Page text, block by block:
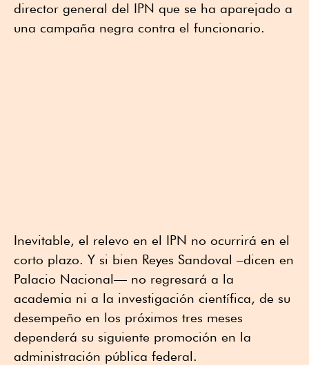
director general del IPN que se ha aparejado a
una campaña negra contra el funcionario.
Inevitable, el relevo en el IPN no ocurrirá en el
corto plazo. Y si bien Reyes Sandoval –dicen en
Palacio Nacional— no regresará a la
academia ni a la investigación científica, de su
desempeño en los próximos tres meses
dependerá su siguiente promoción en la
administración pública federal.